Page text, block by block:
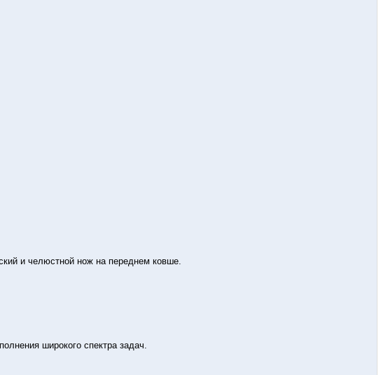
и челюстной нож нa переднем ковшe.
широкого спектра задач.